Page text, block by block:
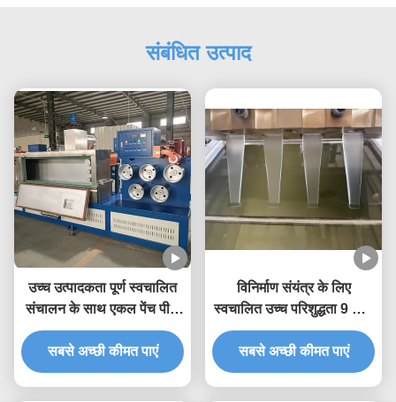
संबंधित उत्पाद
उच्च उत्पादकता पूर्ण स्वचालित
संचालन के साथ एकल पेंच पीपी
स्ट्रैप बनाने की मशीन 5-19
मिमी स्ट्रैप चौड़ाई के लिए
सबसे अच्छी कीमत पाएं
विनिर्माण संयंत्र के लिए
स्वचालित उच्च परिशुद्धता 9 मिमी
पीपी स्ट्रैपिंग उत्पादन लाइन पीपी
स्ट्रैपिंग मशीन
सबसे अच्छी कीमत पाएं